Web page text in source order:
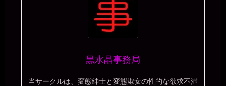
黒水晶事務局
当サークルは、変態紳士と変態淑女の性的な欲求不満